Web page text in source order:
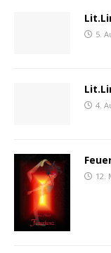
5.
4.
12.